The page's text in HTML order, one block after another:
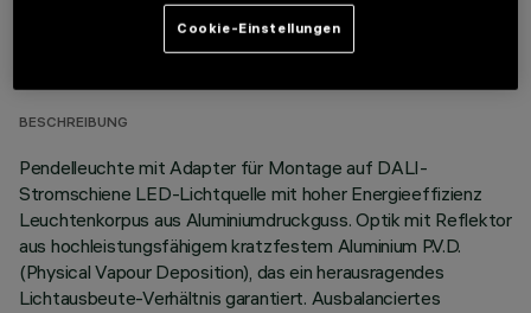
TECHNISCHE DATEN
BESCHREIBUNG
Pendelleuchte mit Adapter für Montage auf DALI-
Stromschiene LED-Lichtquelle mit hoher Energieeffizienz
Leuchtenkorpus aus Aluminiumdruckguss. Optik mit Reflektor
aus hochleistungsfähigem kratzfestem Aluminium P.V.D.
(Physical Vapour Deposition), das ein herausragendes
Lichtausbeute-Verhältnis garantiert. Ausbalanciertes
Cookie-Einstellungen